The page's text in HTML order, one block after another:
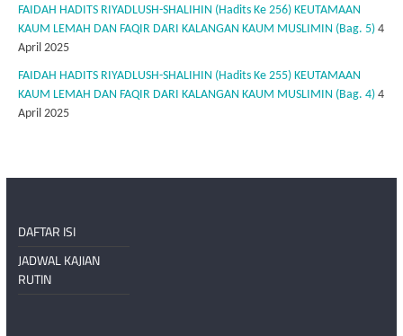
FAIDAH HADITS RIYADLUSH-SHALIHIN (Hadits Ke 256) KEUTAMAAN
KAUM LEMAH DAN FAQIR DARI KALANGAN KAUM MUSLIMIN (Bag. 5) 4
April 2025
FAIDAH HADITS RIYADLUSH-SHALIHIN (Hadits Ke 255) KEUTAMAAN
KAUM LEMAH DAN FAQIR DARI KALANGAN KAUM MUSLIMIN (Bag. 4) 4
April 2025
DAFTAR ISI
JADWAL KAJIAN
RUTIN